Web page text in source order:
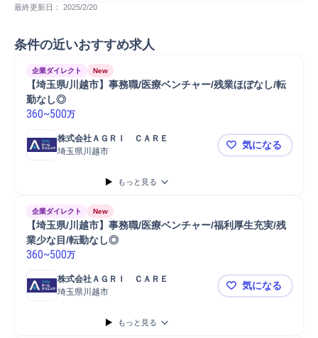
最終更新日： 2025/2/20
条件の近いおすすめ求人
企業ダイレクト New
【埼玉県/川越市】事務職/医療ベンチャー/残業ほぼなし/転
勤なし◎
360~500万
株式会社ＡＧＲＩ　ＣＡＲＥ
埼玉県川越市
【埼玉県/
気になる
もっと見る
企業ダイレクト New
【埼玉県/川越市】事務職/医療ベンチャー/福利厚生充実/残
業少な目/転勤なし◎
360~500万
株式会社ＡＧＲＩ　ＣＡＲＥ
埼玉県川越市
【埼玉県/
気になる
もっと見る